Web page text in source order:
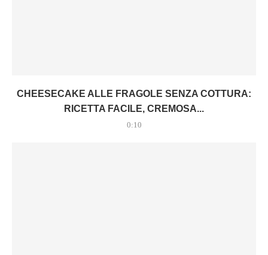
CHEESECAKE ALLE FRAGOLE SENZA COTTURA:
RICETTA FACILE, CREMOSA...
0:10